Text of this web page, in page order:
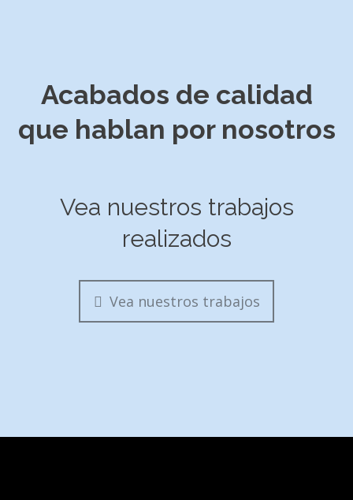
Acabados de calidad
que hablan por nosotros
Vea nuestros trabajos
realizados
Vea nuestros trabajos